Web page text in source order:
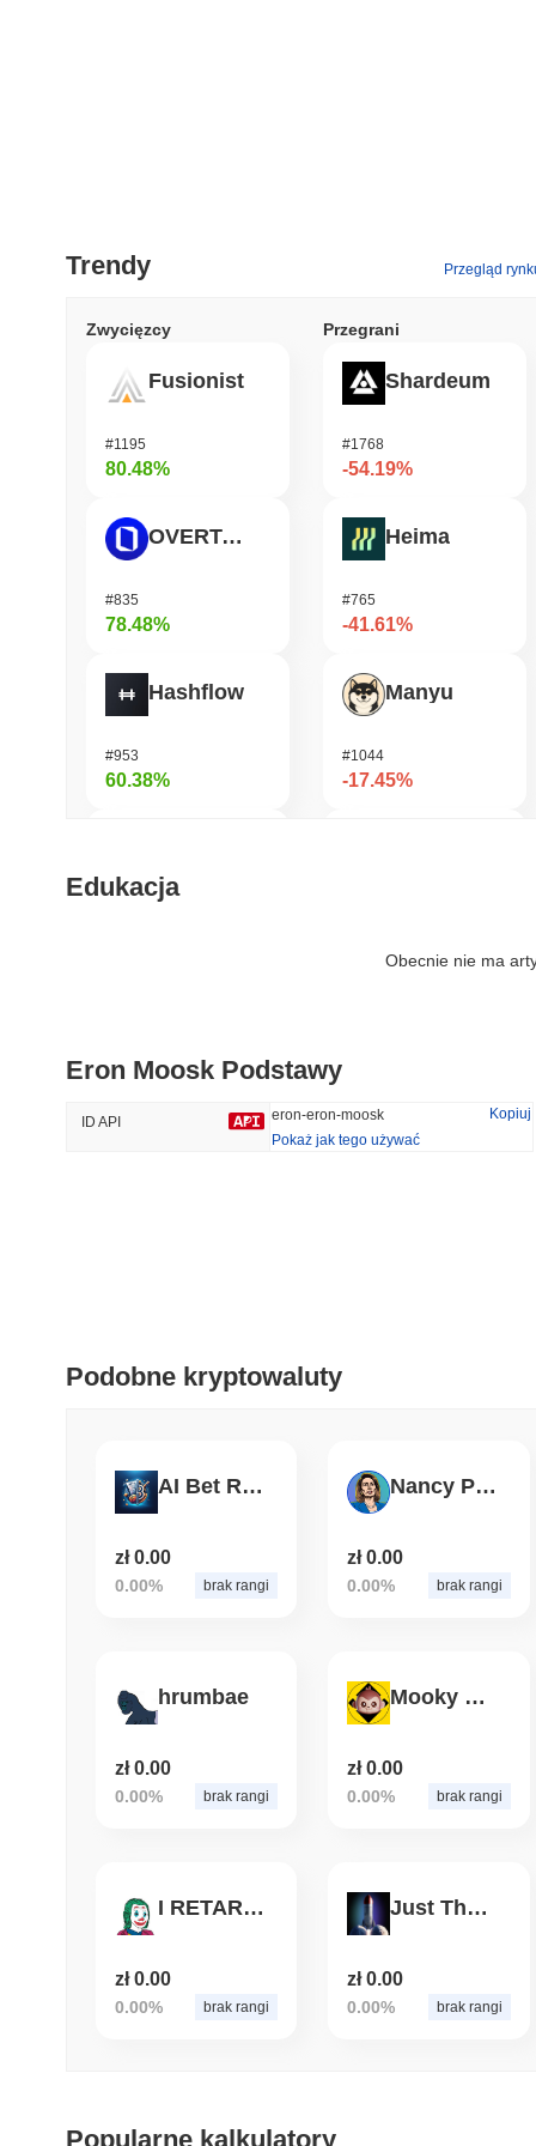
Trendy Przegląd
Zwycięzcy
Fusionist
#1195
80.48%
OVERTAKE
#835
78.48%
Hashflow
#953
60.38%
#509
Przegrani
Shardeum
#1768
-54.19%
Heima
#765
-41.61%
Manyu
#1044
-17.45%
Edukacja
Obecnie nie ma
Eron Moosk Podstawy
ID API eron-eron-moosk
Kopiuj
Pokaż jak tego używać
Podobne kryptowaluty
AI Bet Revolution
zł 0.00
0.00% brak rangi
Nancy Pelosi
zł 0.00
0.00% brak rangi
hrumbae
zł 0.00
0.00% brak rangi
Mooky BNB
zł 0.00
0.00% brak rangi
I RETARDED SORRY
zł 0.00
0.00% brak rangi
Just The Tip
zł 0.00
0.00% brak rangi
Popularne kalkulatory